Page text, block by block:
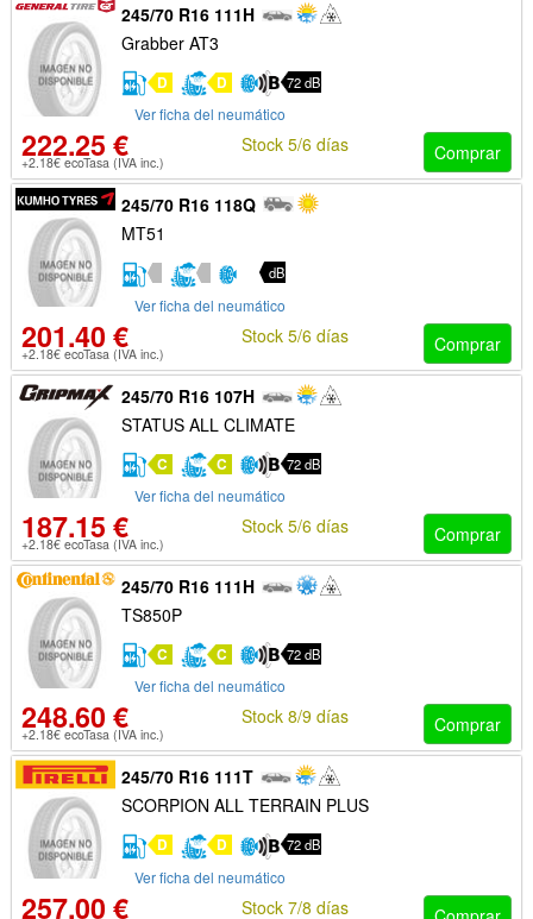
245/70 R16 111H
Grabber AT3
D D 72 dB
Ver ficha del neumático
222.25 €
+2.18€ ecoTasa (IVA inc.) Comprar
Stock 5/6 días
245/70 R16 118Q
MT51
dB
Ver ficha del neumático
201.40 €
+2.18€ ecoTasa (IVA inc.) Comprar
Stock 5/6 días
245/70 R16 107H
STATUS ALL CLIMATE
C C 72 dB
Ver ficha del neumático
187.15 €
+2.18€ ecoTasa (IVA inc.) Comprar
Stock 5/6 días
245/70 R16 111H
TS850P
C C 72 dB
Ver ficha del neumático
248.60 €
+2.18€ ecoTasa (IVA inc.) Comprar
Stock 8/9 días
245/70 R16 111T
SCORPION ALL TERRAIN PLUS
D D 72 dB
Ver ficha del neumático
257.00 € Stock 7/8 días